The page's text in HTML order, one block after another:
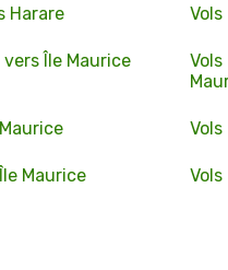
Harare
Île Maurice
Maurice